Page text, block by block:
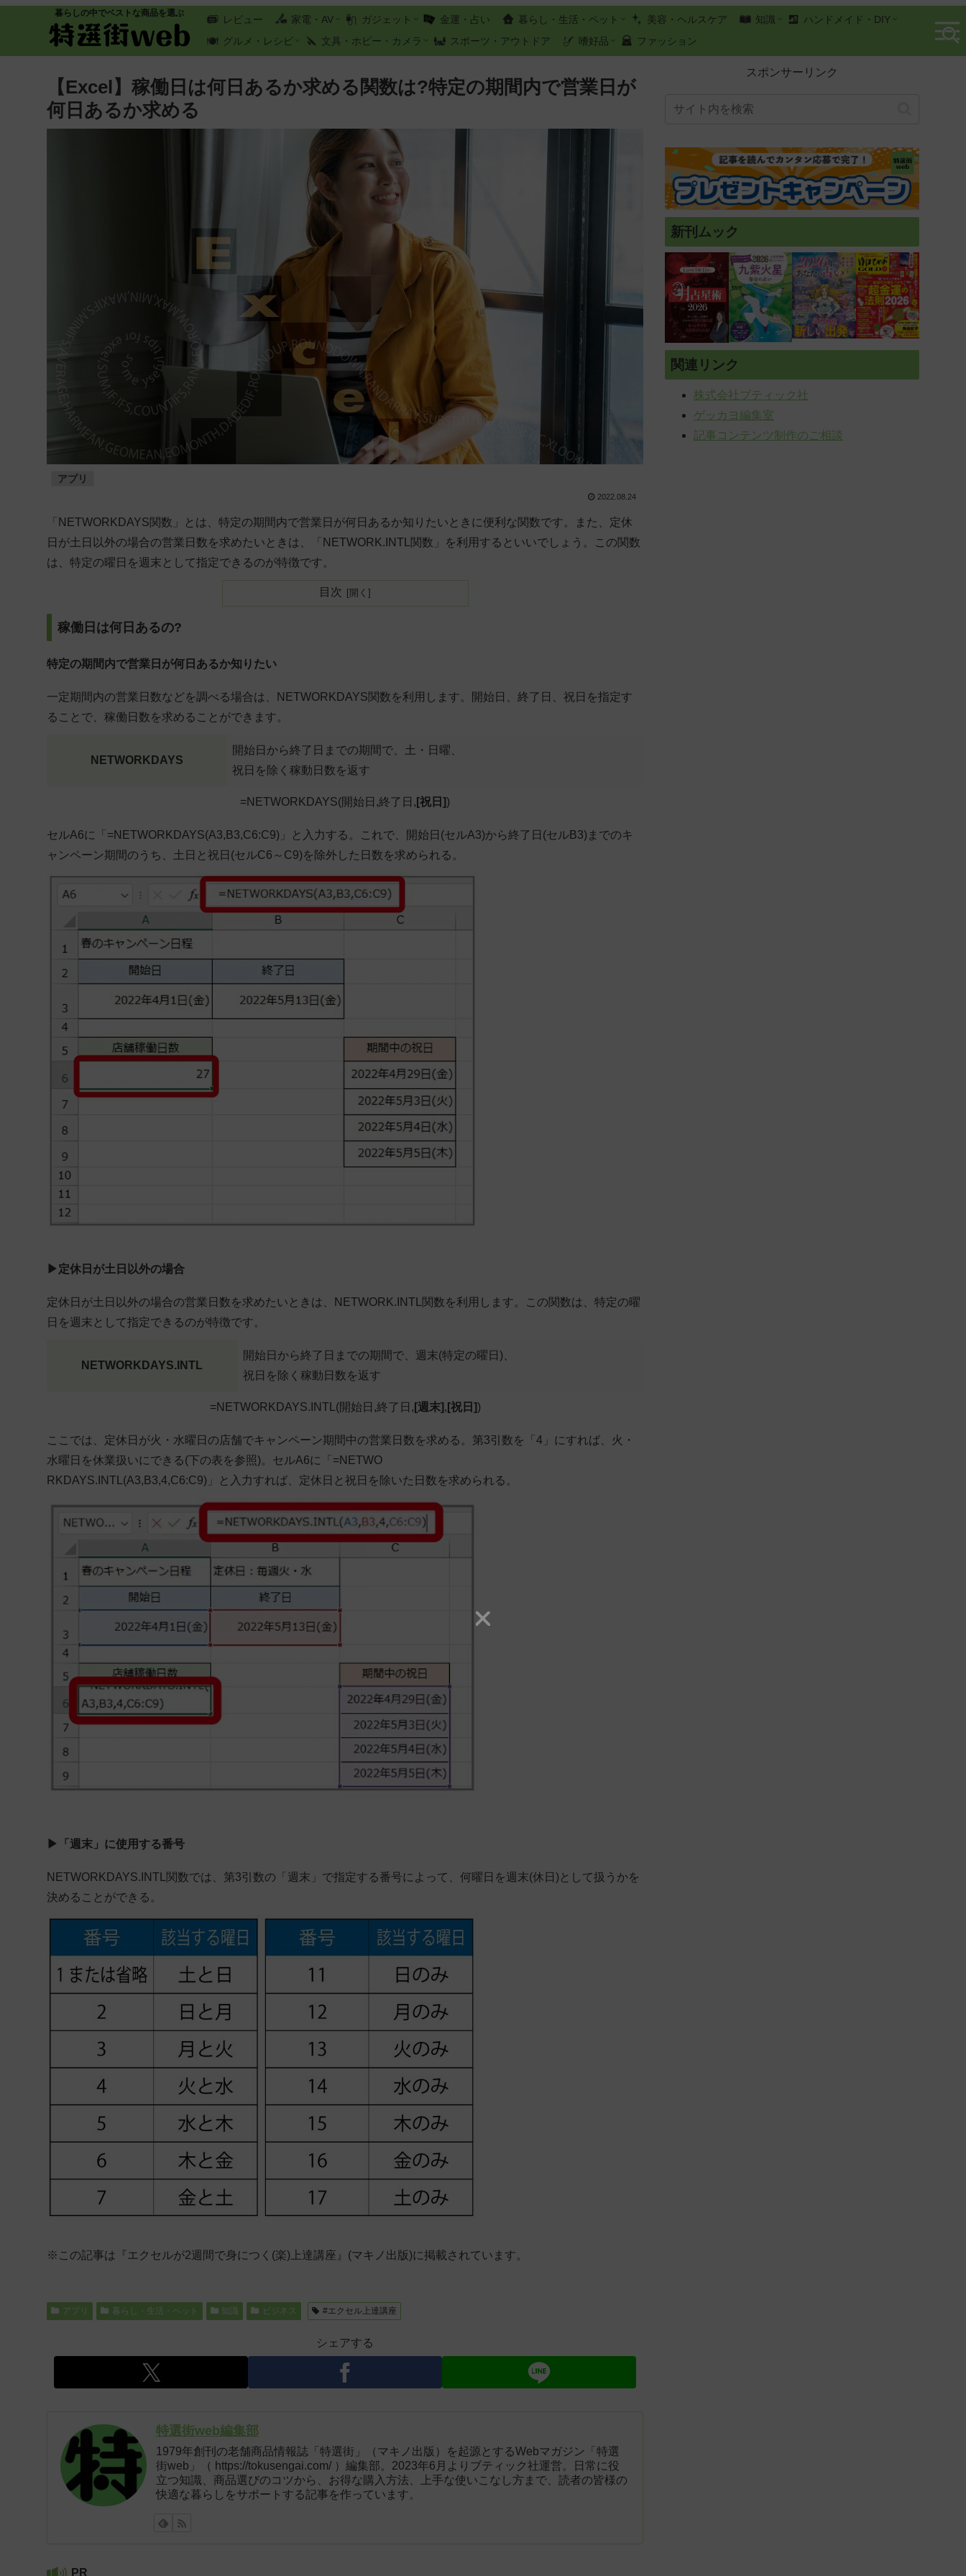
暮らしの中でベストな商品を選ぶ
レビュー 家電・AV ガジェット 金運・占い 暮らし・生活・ペット 美容・ヘルスケア 知識
ハンドメイド・DIY
グルメ・レシピ
文具・ホビー・カメラ スポーツ・アウトドア 嗜好品 ファッション
【Excel】稼働日は何日あるか求める関数は?特定の期間内で営業日が
何日あるか求める
アプリ
2022.08.24
「NETWORKDAYS関数」とは、特定の期間内で営業日が何日あるか知りたいときに便利な関数です。また、定休
日が土日以外の場合の営業日数を求めたいときは、「NETWORK.INTL関数」を利用するといいでしょう。この関数
は、特定の曜日を週末として指定できるのが特徴です。
目次
稼働日は何日あるの?
特定の期間内で営業日が何日あるか知りたい
一定期間内の営業日数などを調べる場合は、NETWORKDAYS関数を利用します。開始日、終了日、祝日を指定す
ることで、稼働日数を求めることができます。
NETWORKDAYS
開始日から終了日までの期間で、土・日曜、
祝日を除く稼動日数を返す
=NETWORKDAYS(開始日 ,終了日 , [祝日])
セルA6に「=NETWORKDAYS(A3,B3,C6:C9)」と入力する。これで、開始日(セルA3)から終了日(セルB3)までのキ
ャンペーン期間のうち、土日と祝日(セルC6～C9)を除外した日数を求められる。
▶定休日が土日以外の場合
定休日が土日以外の場合の営業日数を求めたいときは、NETWORK.INTL関数を利用します。この関数は、特定の曜
日を週末として指定できるのが特徴です。
NETWORKDAYS.INTL
開始日から終了日までの期間で、週末(特定の曜日)、
祝日を除く稼動日数を返す
=NETWORKDAYS.INTL(開始日 ,終了日 , [週末] , [祝日])
ここでは、定休日が火・水曜日の店舗でキャンペーン期間中の営業日数を求める。第3引数を「4」にすれば、火・
水曜日を休業扱いにできる(下の表を参照)。セルA6に「=NETWO
RKDAYS.INTL(A3,B3,4,C6:C9)」と入力すれば、定休日と祝日を除いた日数を求められる。
▶「週末」に使用する番号
NETWORKDAYS.INTL関数では、第3引数の「週末」で指定する番号によって、何曜日を週末(休日)として扱うかを
決めることができる。
※この記事は『エクセルが2週間で身につく(楽)上達講座』(マキノ出版)に掲載されています。
アプリ 暮らし・生活・ペット 知識 ビジネス #エクセル上達講座
シェアする
特選街web編集部
1979年創刊の老舗商品情報誌「特選街」（マキノ出版）を起源とするWebマガジン「特選
街web」（ https://tokusengai.com/ ）編集部。2023年6月よりブティック社運営。日常に役
立つ知識、商品選びのコツから、お得な購入方法、上手な使いこなし方まで、読者の皆様の
快適な暮らしをサポートする記事を作っています。
PR
スポンサーリンク
新刊ムック
関連リンク
株式会社ブティック社
ゲッカヨ編集室
記事コンテンツ制作のご相談